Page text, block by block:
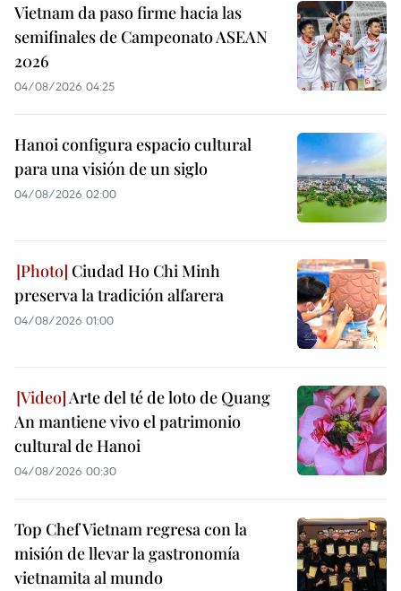
Vietnam da paso firme hacia las
semifinales de Campeonato ASEAN
2026
04/08/2026 04:25
Hanoi configura espacio cultural
para una visión de un siglo
04/08/2026 02:00
Ciudad Ho Chi Minh
preserva la tradición alfarera
04/08/2026 01:00
Arte del té de loto de Quang
An mantiene vivo el patrimonio
cultural de Hanoi
04/08/2026 00:30
Top Chef Vietnam regresa con la
misión de llevar la gastronomía
vietnamita al mundo